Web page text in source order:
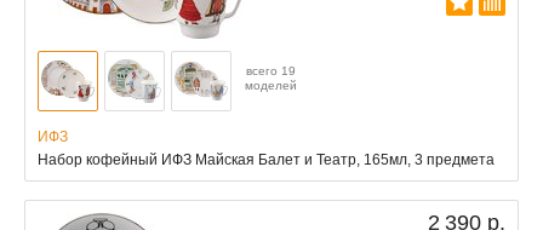
всего 19
моделей
ИФЗ
Набор кофейный ИФЗ Майская Балет и Театр, 165мл, 3 предмета
2 390 р.